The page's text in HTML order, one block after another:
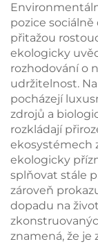
pozice
přitažou
ekologicky
rozhodování o
udržitelnost.
pocházejí
zdrojů a
rozkládají
ekosystémech
ekologicky
splňovat stále
zároveň
dopadu na
znamená, že je